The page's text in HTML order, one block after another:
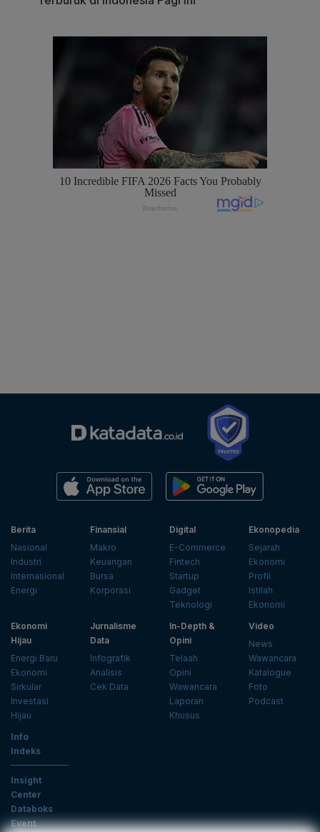
Berita
Nasional
Industri
Internasional
Energi
Finansial
Makro
Keuangan
Bursa
Korporasi
Digital
E-Commerce
Fintech
Startup
Gadget
Teknologi
Ekonopedia
Sejarah
Ekonomi
Profil
Istilah
Ekonomi
Ekonomi
Hijau
Energi Baru
Ekonomi
Sirkular
Investasi
Hijau
Jurnalisme
Data
Infografik
Analisis
Cek Data
In-Depth &
Opini
Telaah
Opini
Wawancara
Laporan
Khusus
Video
News
Wawancara
Katalogue
Foto
Podcast
Info
Indeks
Insight
Center
Databoks
Event